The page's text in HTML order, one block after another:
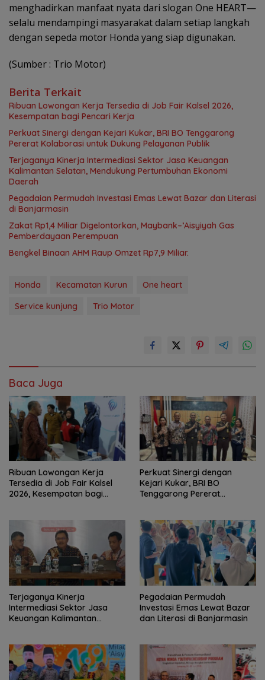
menghadirkan manfaat nyata dari slogan One HEART—
selalu mendampingi masyarakat dalam setiap langkah
dengan sepeda motor Honda yang siap digunakan.
(Sumber : Trio Motor)
Berita Terkait
Ribuan Lowongan Kerja Tersedia di Job Fair Kalsel 2026,
Kesempatan bagi Pencari Kerja
Perkuat Sinergi dengan Kejari Kukar, BRI BO Tenggarong
Pererat Kolaborasi untuk Dukung Pelayanan Publik
Terjaganya Kinerja Intermediasi Sektor Jasa Keuangan
Kalimantan Selatan, Mendukung Pertumbuhan Ekonomi
Daerah
Pegadaian Permudah Investasi Emas Lewat Bazar dan Literasi
di Banjarmasin
Zakat Rp1,4 Miliar Digelontorkan, Maybank–’Aisyiyah Gas
Pemberdayaan Perempuan
Bengkel Binaan AHM Raup Omzet Rp7,9 Miliar.
Honda Kecamatan Kurun
One heart
Service kunjung
Trio Motor
Baca Juga
Ribuan Lowongan Kerja
Tersedia di Job Fair Kalsel
2026, Kesempatan bagi
Perkuat Sinergi dengan
Kejari Kukar, BRI BO
Tenggarong Pererat
Terjaganya Kinerja
Intermediasi Sektor Jasa
Keuangan Kalimantan
Daerah
Pegadaian Permudah
Investasi Emas Lewat Bazar
dan Literasi di Banjarmasin